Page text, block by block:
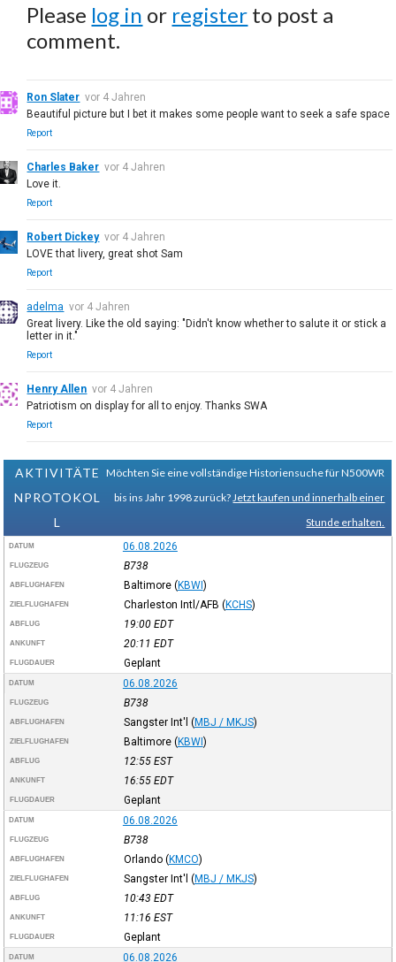
Please log in or register to post a
comment.
Ron Slater vor 4 Jahren
Beautiful picture but I bet it makes some people want to seek a safe space
Report
Charles Baker vor 4 Jahren
Love it.
Report
Robert Dickey vor 4 Jahren
LOVE that livery, great shot Sam
Report
adelma vor 4 Jahren
Great livery. Like the old saying: "Didn't know whether to salute it or stick a
letter in it."
Report
Henry Allen vor 4 Jahren
Patriotism on display for all to enjoy. Thanks SWA
Report
AKTIVITÄTE
NPROTOKOL
L
Möchten Sie eine vollständige Historiensuche für N500WR
bis ins Jahr 1998 zurück? Jetzt kaufen und innerhalb einer
Stunde erhalten.
DATUM 06.08.2026
FLUGZEUG B738
ABFLUGHAFEN Baltimore (KBWI)
ZIELFLUGHAFEN Charleston Intl/AFB (KCHS)
ABFLUG 19:00 EDT
ANKUNFT 20:11 EDT
FLUGDAUER Geplant
DATUM 06.08.2026
FLUGZEUG B738
ABFLUGHAFEN Sangster Int'l (MBJ / MKJS)
ZIELFLUGHAFEN Baltimore (KBWI)
ABFLUG 12:55 EST
ANKUNFT 16:55 EDT
FLUGDAUER Geplant
DATUM 06.08.2026
FLUGZEUG B738
ABFLUGHAFEN Orlando (KMCO)
ZIELFLUGHAFEN Sangster Int'l (MBJ / MKJS)
ABFLUG 10:43 EDT
ANKUNFT 11:16 EST
FLUGDAUER Geplant
DATUM 06.08.2026